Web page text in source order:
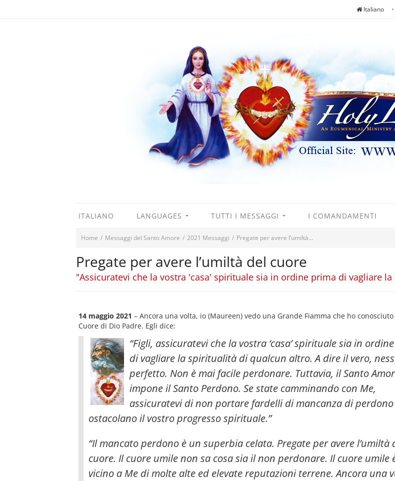
Italiano
ITALIANO LANGUAGES TUTTI I MESSAGGI I COMANDAMENTI
Home / Messaggi del Santo Amore / 2021 Messaggi / Pregate per avere l’umiltà...
Pregate per avere l’umiltà del cuore
"Assicuratevi che la vostra 'casa' spirituale sia in ordine prima di vagliare
14 maggio 2021 – Ancora una volta, io (Maureen) vedo una Grande Fiamma che ho
Cuore di Dio Padre. Egli dice:
“Figli, assicuratevi che la vostra ‘casa’ spirituale sia in
di vagliare la spiritualità di qualcun altro. A dire il vero,
perfetto. Non è mai facile perdonare. Tuttavia, il Santo
impone il Santo Perdono. Se state camminando con Me,
assicuratevi di non portare fardelli di mancanza di
ostacolano il vostro progresso spirituale.”
“Il mancato perdono è un superbia celata. Pregate per avere l’umiltà
cuore. Il cuore umile non sa cosa sia il non perdonare. Il cuore umile
vicino a Me di molte alte ed elevate reputazioni terrene. Ancora una